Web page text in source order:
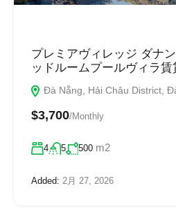
プレミアヴィレッジ ダナ
ッドルームプールヴィラ賃
Đà Nẵng, Hải Châu District,
$3,700/Monthly
4 5 500 m2
Added: 2月 27, 2026